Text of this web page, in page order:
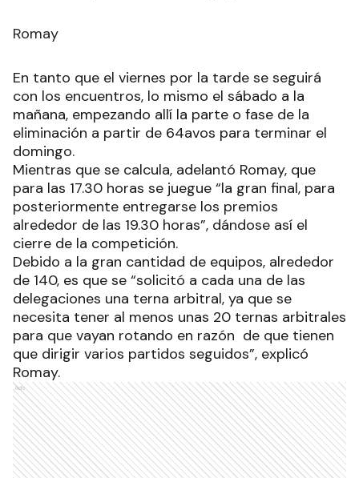
Romay
En tanto que el viernes por la tarde se seguirá
con los encuentros, lo mismo el sábado a la
mañana, empezando allí la parte o fase de la
eliminación a partir de 64avos para terminar el
domingo.
Mientras que se calcula, adelantó Romay, que
para las 17.30 horas se juegue “la gran final, para
posteriormente entregarse los premios
alrededor de las 19.30 horas”, dándose así el
cierre de la competición.
Debido a la gran cantidad de equipos, alrededor
de 140, es que se “solicitó a cada una de las
delegaciones una terna arbitral, ya que se
necesita tener al menos unas 20 ternas arbitrales
para que vayan rotando en razón de que tienen
que dirigir varios partidos seguidos”, explicó
Romay.
Ads